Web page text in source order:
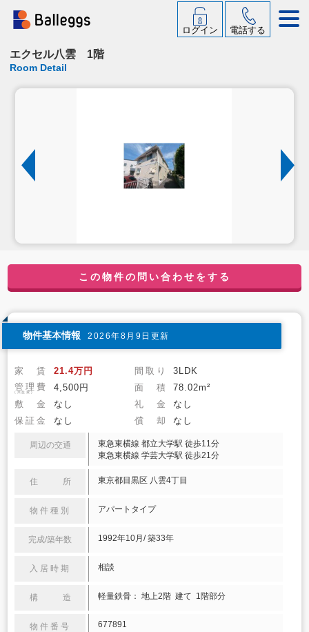
ログイン 電話する
エクセル八雲 1階
Room Detail
この物件の問い合わせをする
物件基本情報 2026年8月9日更新
家 賃 21.4万円 間取り
3LDK
管理費
(共益費) 4,500円 面 積
78.02m²
敷 金
なし 礼 金
なし
保証金
なし 償 却 なし
周辺の交通
東急東横線 都立大学駅 徒歩11分
東急東横線 学芸大学駅 徒歩21分
住 所 東京都目黒区 八雲4丁目
物件種別 アパートタイプ
完成/築年数 1992年10月/ 築33年
入居時期 相談
構 造 軽量鉄骨： 地上2階 建て 1階部分
物件番号 677891